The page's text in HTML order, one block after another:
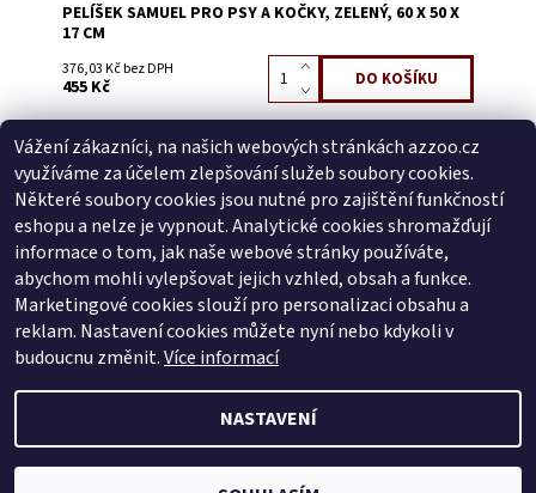
PELÍŠEK SAMUEL PRO PSY A KOČKY, ZELENÝ, 60 X 50 X
17 CM
376,03 Kč bez DPH
455 Kč
Buďte první, kdo napíše příspěvek k této položce.
Přidat komentář
Buďte první, kdo napíše příspěvek k této položce.
Přidat hodnocení
Zboží.cz | Heureka.cz
2026 © AZ ZOO, všechna práva vyhrazena
Vytvořil Shoptet
Vážení zákazníci, na našich webových stránkách azzoo.cz
využíváme za účelem zlepšování služeb soubory cookies.
Některé soubory cookies jsou nutné pro zajištění funkčností
eshopu a nelze je vypnout. Analytické cookies shromažďují
informace o tom, jak naše webové stránky používáte,
abychom mohli vylepšovat jejich vzhled, obsah a funkce.
Marketingové cookies slouží pro personalizaci obsahu a
reklam. Nastavení cookies můžete nyní nebo kdykoli v
budoucnu změnit.Více informací
NASTAVENÍ